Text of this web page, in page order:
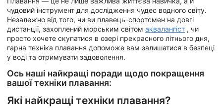
чудовий інструмент для дослідження чудес водного світу.
Незалежно від того, чи ви плавець-спортсмен на довгі
дистанції, захоплений морським світом аквалангіст , чи
просто хочете скупатися в озері прекрасного літнього дня,
гарна техніка плавання допоможе вам залишатися в безпеці
у воді та отримувати задоволення.
Ось наші найкращі поради щодо покращення
вашої техніки плавання:
Які найкращі техніки плавання?